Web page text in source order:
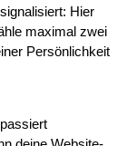
Hier
maximal zwei
Persönlichkeit